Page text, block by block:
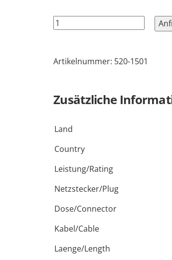
498GJTW-
C13M/2,50m,
Menge
Artikelnummer: 520-1501
Zusätzliche
Land
Country
Leistung/Rating
Netzstecker/Plug
Dose/Connector
Kabel/Cable
Laenge/Length